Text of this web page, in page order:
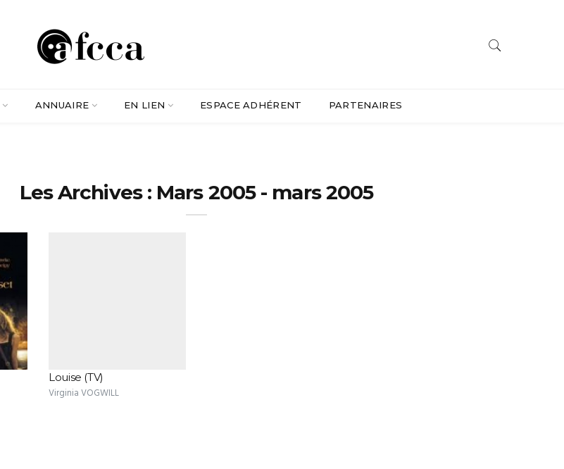
ANNUAIRE EN LIEN ESPACE ADHÉRENT PARTENAIRES
Les Archives : Mars 2005 - mars 2005
Louise (TV)
Virginia VOGWILL